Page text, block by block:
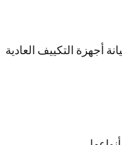
أجهزة التكييف العادية